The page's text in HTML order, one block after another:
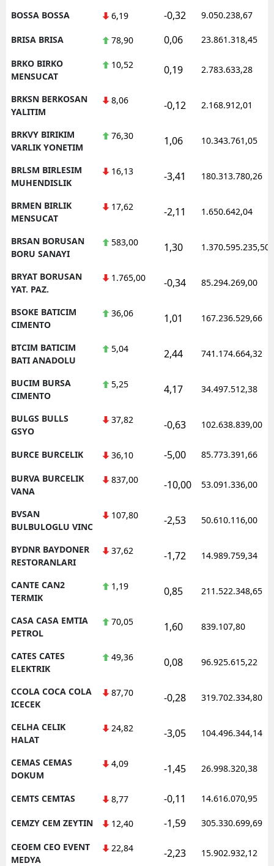
BOSSA BOSSA 6,19 -0,32 9.050.238,67
BRISA BRISA 78,90 0,06 23.861.318,45
BRKO BIRKO
MENSUCAT
10,52 0,19 2.783.633,28
BRKSN BERKOSAN
YALITIM
8,06 -0,12 2.168.912,01
BRKVY BIRIKIM
VARLIK YONETIM
76,30 1,06 10.343.761,05
BRLSM BIRLESIM
MUHENDISLIK
16,13 -3,41 180.313.780,26
BRMEN BIRLIK
MENSUCAT
17,62 -2,11 1.650.642,04
BRSAN BORUSAN
BORU SANAYI
583,00 1,30 1.370.595.235,50
BRYAT BORUSAN
YAT. PAZ.
1.765,00 -0,34 85.294.269,00
BSOKE BATICIM
CIMENTO
36,06 1,01 167.236.529,66
BTCIM BATICIM
BATI ANADOLU
5,04 2,44 741.174.664,32
BUCIM BURSA
CIMENTO
5,25 4,17 34.497.512,38
BULGS BULLS
GSYO
37,82 -0,63 102.638.839,00
BURCE BURCELIK 36,10 -5,00 85.773.391,66
BURVA BURCELIK
VANA
837,00 -10,00 53.091.336,00
BVSAN
BULBULOGLU VINC
107,80 -2,53 50.610.116,00
BYDNR BAYDONER
RESTORANLARI
37,62 -1,72 14.989.759,34
CANTE CAN2
TERMIK
1,19 0,85 211.522.348,65
CASA CASA EMTIA
PETROL
70,05 1,60 839.107,80
CATES CATES
ELEKTRIK
49,36 0,08 96.925.615,22
CCOLA COCA COLA
ICECEK
87,70 -0,28 319.702.334,80
CELHA CELIK
HALAT
24,82 -3,05 104.496.344,14
CEMAS CEMAS
DOKUM
4,09 -1,45 26.998.320,38
CEMTS CEMTAS 8,77 -0,11 14.616.070,95
CEMZY CEM ZEYTIN 12,40 -1,59 305.330.699,69
CEOEM CEO EVENT
MEDYA
22,84 -2,23 15.902.932,12